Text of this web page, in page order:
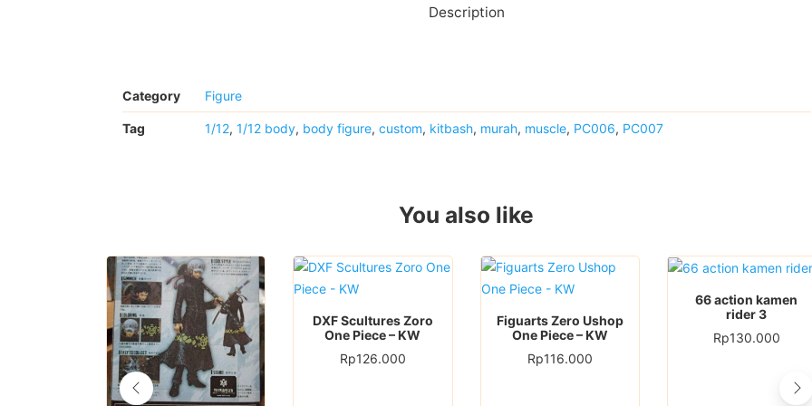
Description
Category Figure
Tag 1/12, 1/12 body, body figure, custom, kitbash, murah, muscle, PC006, PC007
You also like
DXF Scultures Zoro
One Piece – KW
Rp126.000
Figuarts Zero Ushop
One Piece – KW
Rp116.000
66 action kamen
rider 3
Rp130.000